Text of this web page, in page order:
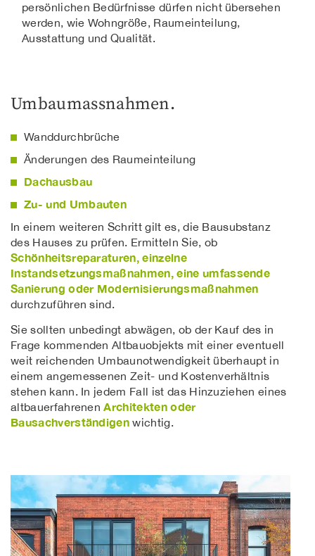
persönlichen Bedürfnisse dürfen nicht übersehen
werden, wie Wohngröße, Raumeinteilung,
Ausstattung und Qualität.
Umbaumassnahmen.
Wanddurchbrüche
Änderungen des Raumeinteilung
Dachausbau
Zu- und Umbauten
In einem weiteren Schritt gilt es, die Bausubstanz
des Hauses zu prüfen. Ermitteln Sie, ob
Schönheitsreparaturen, einzelne
Instandsetzungsmaßnahmen, eine umfassende
Sanierung oder Modernisierungsmaßnahmen
durchzuführen sind.
Sie sollten unbedingt abwägen, ob der Kauf des in
Frage kommenden Altbauobjekts mit einer eventuell
weit reichenden Umbaunotwendigkeit überhaupt in
einem angemessenen Zeit- und Kostenverhältnis
stehen kann. In jedem Fall ist das Hinzuziehen eines
altbauerfahrenenArchitekten oder
Bausachverständigen wichtig.